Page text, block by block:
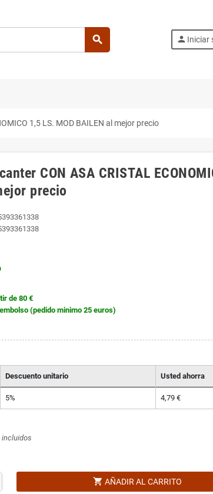
search person Iniciar
1,5 LS. MOD BAILEN al mejor precio
CON ASA CRISTAL
precio
de 80 €
(pedido minimo 25 euros)
Descuento unitario Usted ahorra
5% 4,79 €
shopping_cart AÑADIR AL CARRITO